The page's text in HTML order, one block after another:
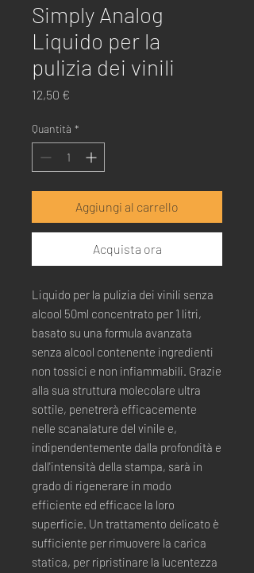
Simply Analog
Liquido per la
pulizia dei vinili
12,50 €
Quantità *
Aggiungi al carrello
Acquista ora
Liquido per la pulizia dei vinili senza
alcool 50ml concentrato per 1 litri,
basato su una formula avanzata
senza alcool contenente ingredienti
non tossici e non infiammabili. Grazie
alla sua struttura molecolare ultra
sottile, penetrerà efficacemente
nelle scanalature del vinile e,
indipendentemente dalla profondità e
dall'intensità della stampa, sarà in
grado di rigenerare in modo
efficiente ed efficace la loro
superficie. Un trattamento delicato è
sufficiente per rimuovere la carica
statica, per ripristinare la lucentezza